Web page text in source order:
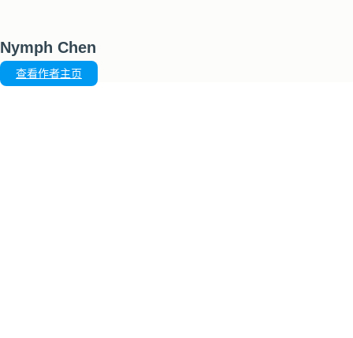
Nymph Chen
查看作者主页